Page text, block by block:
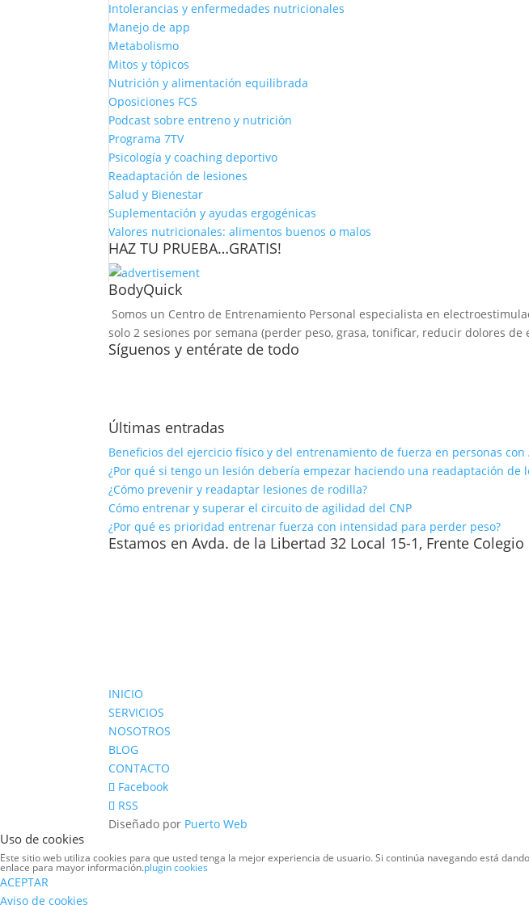
Intolerancias y enfermedades nutricionales
Manejo de app
Metabolismo
Mitos y tópicos
Nutrición y alimentación equilibrada
Oposiciones FCS
Podcast sobre entreno y nutrición
Programa 7TV
Psicología y coaching deportivo
Readaptación de lesiones
Salud y Bienestar
Suplementación y ayudas ergogénicas
Valores nutricionales: alimentos buenos o malos
HAZ TU PRUEBA…GRATIS!
BodyQuick
Somos un Centro de Entrenamiento Personal especialista en
solo 2 sesiones por semana (perder peso, grasa, tonificar, reducir dolores
Síguenos y entérate de todo
Últimas entradas
Beneficios del ejercicio físico y del entrenamiento de fuerza en personas con
¿Por qué si tengo un lesión debería empezar haciendo una readaptación de
¿Cómo prevenir y readaptar lesiones de rodilla?
Cómo entrenar y superar el circuito de agilidad del CNP
¿Por qué es prioridad entrenar fuerza con intensidad para perder peso?
Estamos en Avda. de la Libertad 32 Local 15-1, Frente
INICIO
SERVICIOS
NOSOTROS
BLOG
CONTACTO
Facebook
RSS
Diseñado por Puerto Web
Uso de cookies
Este sitio web utiliza cookies para que usted tenga la mejor experiencia de usuario. Si continúa navegando está
enlace para mayor información.plugin cookies
ACEPTAR
Aviso de cookies